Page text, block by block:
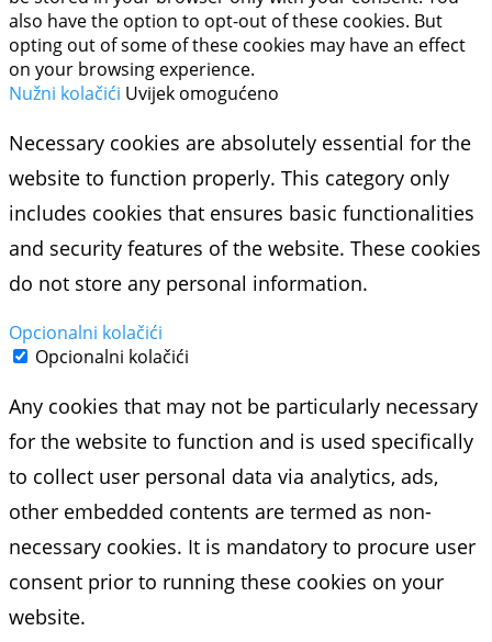
also have the option to opt-out of these cookies. But
opting out of some of these cookies may have an effect
on your browsing experience.
Nužni kolačići Uvijek omogućeno
Necessary cookies are absolutely essential for the
website to function properly. This category only
includes cookies that ensures basic functionalities
and security features of the website. These cookies
do not store any personal information.
Opcionalni kolačići
Opcionalni kolačići
Any cookies that may not be particularly necessary
for the website to function and is used specifically
to collect user personal data via analytics, ads,
other embedded contents are termed as non-
necessary cookies. It is mandatory to procure user
consent prior to running these cookies on your
website.